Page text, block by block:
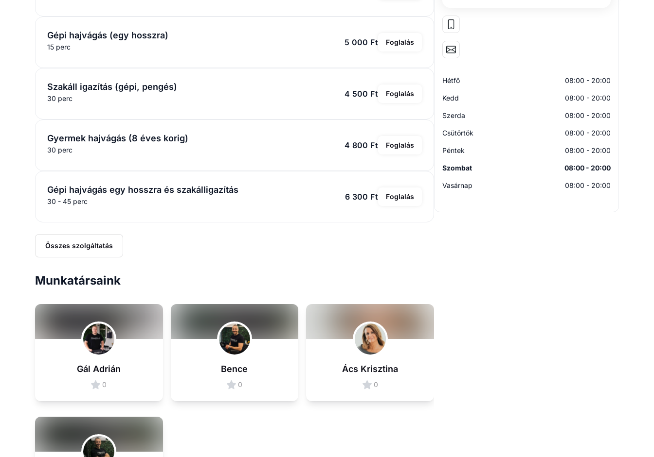
Gépi hajvágás (egy hosszra)
15 perc 5 000 Ft Foglalás
Szakáll igazítás (gépi, pengés)
30 perc 4 500 Ft Foglalás
Gyermek hajvágás (8 éves korig)
30 perc 4 800 Ft Foglalás
Gépi hajvágás egy hosszra és szakálligazítás
30 - 45 perc 6 300 Ft Foglalás
Összes szolgáltatás
Munkatársaink
Gál Adrián
0
Bence
0
Ács Krisztina
0
Hétfő 08:00 - 20:00
Kedd 08:00 - 20:00
Szerda 08:00 - 20:00
Csütörtök 08:00 - 20:00
Péntek 08:00 - 20:00
Szombat 08:00 - 20:00
Vasárnap 08:00 - 20:00